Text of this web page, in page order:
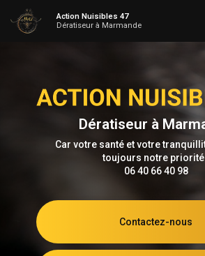
au
contenu
Action Nuisibles 47
Dératiseur à Marmande
Dératiseur à
Car votre santé et votre
toujours notre priorité
06 40 66 40 98
Contactez-nous